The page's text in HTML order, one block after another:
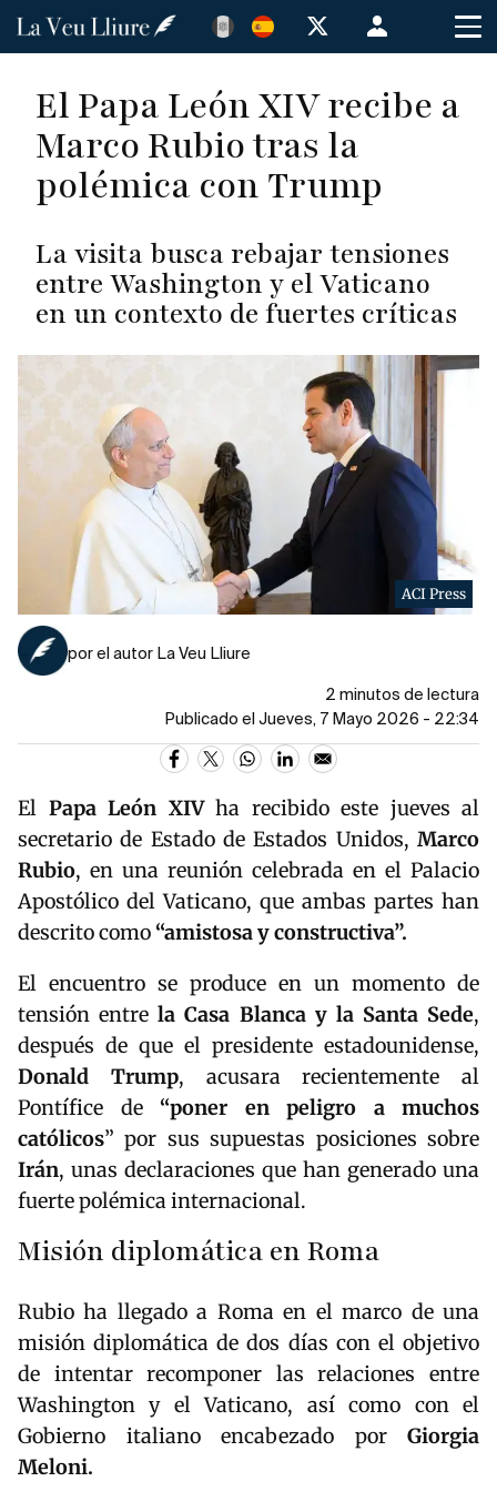
Pasar
principal
Menú
de
cuenta
de
El Papa León XIV recibe a
Marco Rubio tras la
polémica con Trump
La visita busca rebajar tensiones
entre Washington y el Vaticano
en un contexto de fuertes críticas
ACI Press
por el autor La Veu Lliure
2 minutos de lectura
Publicado el Jueves, 7 Mayo 2026 - 22:34
El Papa León XIV ha recibido este jueves al
secretario de Estado de Estados Unidos, Marco
Rubio, en una reunión celebrada en el Palacio
Apostólico del Vaticano, que ambas partes han
descrito como “amistosa y constructiva”.
El encuentro se produce en un momento de
tensión entrela Casa Blanca y la Santa Sede,
después de que el presidente estadounidense,
Donald Trump, acusara recientemente al
Pontífice de“poner en peligro a muchos
católicos” por sus supuestas posiciones sobre
Irán, unas declaraciones que han generado una
fuerte polémica internacional.
Misión diplomática en Roma
Rubio ha llegado a Roma en el marco de una
misión diplomática de dos días con el objetivo
de intentar recomponer las relaciones entre
Washington y el Vaticano, así como con el
Gobierno italiano encabezado por Giorgia
Meloni.